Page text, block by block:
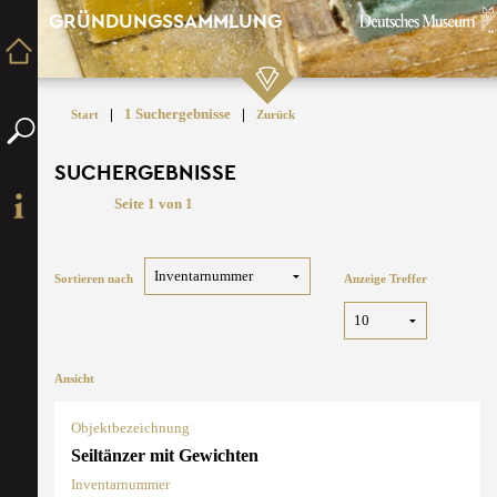
GRÜNDUNGSSAMMLUNG
Start | 1 Suchergebnisse | Zurück
SUCHERGEBNISSE
Seite 1 von 1
Sortieren nach Anzeige Treffer
Ansicht
Objektbezeichnung
Seiltänzer mit Gewichten
Inventarnummer